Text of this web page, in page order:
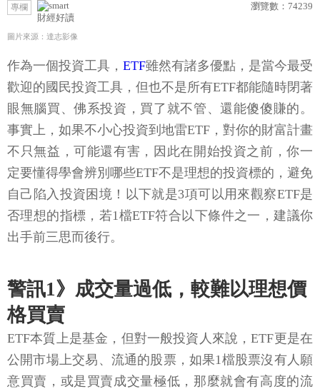
專欄
財經好讀
瀏覽數： 74239
圖片來源：達志影像
作為一個投資工具， ETF雖然有諸多優點，是當今最受
歡迎的國民投資工具，但也不是所有ETF都能隨時閉著
眼無腦買、佛系投資，買了就不管、還能傻傻賺的。
事實上，如果不小心投資到地雷ETF，對你的財富計畫
不只無益，可能還有害，因此在開始投資之前，你一
定要懂得學會辨別哪些ETF不是理想的投資標的，避免
自己陷入投資困境！以下就是3項可以用來觀察ETF是
否理想的指標，若1檔ETF符合以下條件之一，建議你
出手前三思而後行。
警訊1》成交量過低，較難以理想價
格買賣
ETF本質上是基金，但對一般投資人來說，ETF更是在
公開市場上交易、流通的股票，如果1檔股票沒有人願
意買賣，或是買賣成交量極低，那麼就會有高度的流